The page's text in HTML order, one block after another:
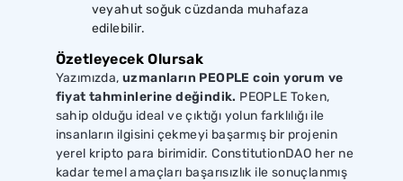
veyahut soğuk cüzdanda muhafaza
edilebilir.
Özetleyecek Olursak
Yazımızda, uzmanların PEOPLE coin yorum ve
fiyat tahminlerine değindik. PEOPLE Token,
sahip olduğu ideal ve çıktığı yolun farklılığı ile
insanların ilgisini çekmeyi başarmış bir projenin
yerel kripto para birimidir. ConstitutionDAO her ne
kadar temel amaçları başarısızlık ile sonuçlanmış